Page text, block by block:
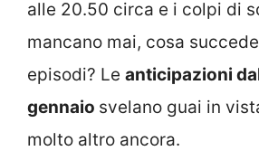
alle 20.50 circa e i colpi di
mancano mai, cosa
episodi? Le anticipazioni
gennaio svelano guai in
molto altro ancora.